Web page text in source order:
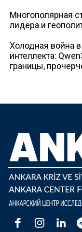
Многополярная
лидера и
Холодная война
интеллекта:
границы,